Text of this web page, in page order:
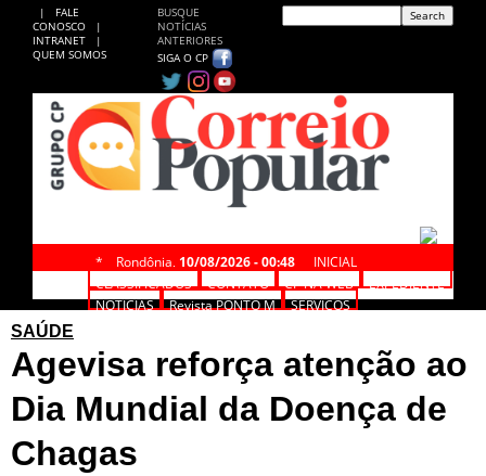
|
FALE
CONOSCO
|
INTRANET
|
QUEM SOMOS
BUSQUE
NOTÍCIAS
ANTERIORES
SIGA O CP
* Rondônia, 10/08/2026 - 00:48
INICIAL
CLASSIFICADOS
CONTATO CP NA WEB
EXPEDIENTE
NOTÍCIAS
Revista PONTO M
SERVIÇOS
SAÚDE
Agevisa reforça atenção ao
Dia Mundial da Doença de
Chagas